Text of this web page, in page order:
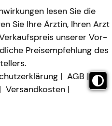
lesen Sie die
Sie Ihre Ärztin, Ihren Arzt
unserer Vor-
Preisempfehlung des
AGB
Versandkosten